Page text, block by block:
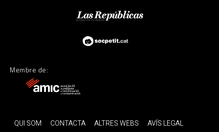
Membre de:
QUI SOM CONTACTA ALTRES WEBS AVÍS LEGAL